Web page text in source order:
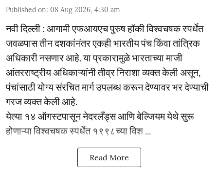
Published on: 08 Aug 2026, 4:30 am
नवी दिल्ली : आगामी एफआयएच पुरुष हॉकी विश्वचषक स्पर्धेत
जवळपास तीन दशकांनंतर एकही भारतीय पंच किंवा तांत्रिक
अधिकारी नसणार आहे. या प्रकारामुळे भारताच्या माजी
आंतरराष्ट्रीय अधिकाऱ्यांनी तीव्र निराशा व्यक्त केली असून,
पंचांसाठी योग्य संरचित मार्ग उपलब्ध करून देण्यावर भर देण्याची
गरज व्यक्त केली आहे.
येत्या १४ ऑगस्टपासून नेदरलँड्स आणि बेल्जियम येथे सुरू
होणाऱ्या विश्वचषक स्पर्धेत १९९८च्या विश ...
Read More